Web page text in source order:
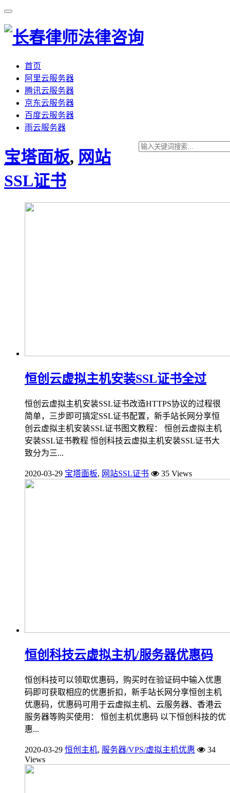
首页
阿里云服务器
腾讯云服务器
京东云服务器
百度云服务器
雨云服务器
宝塔面板, 网站
SSL证书
恒创云虚拟主机安装SSL证书全过
恒创云虚拟主机安装SSL证书改造HTTPS协议的过程很
简单，三步即可搞定SSL证书配置，新手站长网分享恒
创云虚拟主机安装SSL证书图文教程： 恒创云虚拟主机
安装SSL证书教程 恒创科技云虚拟主机安装SSL证书大
致分为三...
2020-03-29 宝塔面板, 网站SSL证书 35 Views
恒创科技云虚拟主机/服务器优惠码
恒创科技可以领取优惠码，购买时在验证码中输入优惠
码即可获取相应的优惠折扣，新手站长网分享恒创主机
优惠码，优惠码可用于云虚拟主机、云服务器、香港云
服务器等购买使用： 恒创主机优惠码 以下恒创科技的优
惠...
2020-03-29 恒创主机, 服务器/VPS/虚拟主机优惠
34
Views